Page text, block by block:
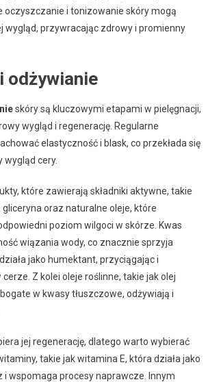
oczyszczanie i tonizowanie skóry mogą
wygląd, przywracając zdrowy i promienny
odżywianie
skóry są kluczowymi etapami w pielęgnacji,
wygląd i regenerację. Regularne
elastyczność i blask, co przekłada się
wygląd cery.
które zawierają składniki aktywne, takie
oraz naturalne oleje, które
poziom wilgoci w skórze. Kwas
wiązania wody, co znacznie sprzyja
jako humektant, przyciągając i
Z kolei oleje roślinne, takie jak olej
w kwasy tłuszczowe, odżywiają i
jej regenerację, dlatego warto wybierać
takie jak witamina E, która działa jako
i wspomaga procesy naprawcze. Innym